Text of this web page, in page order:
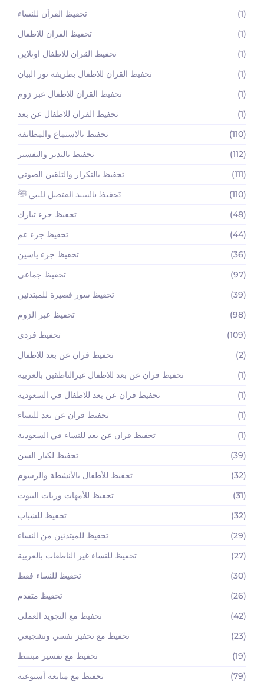
تحفيظ القرآن للنساء
(1)
تحفيظ القران للاطفال
(1)
تحفيظ القران للاطفال اونلاين
(1)
تحفيظ القران للاطفال بطريقه نور البيان
(1)
تحفيظ القران للاطفال عبر زوم
(1)
تحفيظ القران للاطفال عن بعد
(1)
تحفيظ بالاستماع والمطابقة
(110)
تحفيظ بالتدبر والتفسير
(112)
تحفيظ بالتكرار والتلقين الصوتي
(111)
تحفيظ بالسند المتصل للنبي ﷺ
(110)
تحفيظ جزء تبارك
(48)
تحفيظ جزء عم
(44)
تحفيظ جزء ياسين
(36)
تحفيظ جماعي
(97)
تحفيظ سور قصيرة للمبتدئين
(39)
تحفيظ عبر الزوم
(98)
تحفيظ فردي
(109)
تحفيظ قران عن بعد للاطفال
(2)
تحفيظ قران عن بعد للاطفال غيرالناطقين بالعربيه
(1)
تحفيظ قران عن بعد للاطفال في السعودية
(1)
تحفيظ قران عن بعد للنساء
(1)
تحفيظ قران عن بعد للنساء في السعودية
(1)
تحفيظ لكبار السن
(39)
تحفيظ للأطفال بالأنشطة والرسوم
(32)
تحفيظ للأمهات وربات البيوت
(31)
تحفيظ للشباب
(32)
تحفيظ للمبتدئين من النساء
(29)
تحفيظ للنساء غير الناطقات بالعربية
(27)
تحفيظ للنساء فقط
(30)
تحفيظ متقدم
(26)
تحفيظ مع التجويد العملي
(42)
تحفيظ مع تحفيز نفسي وتشجيعي
(23)
تحفيظ مع تفسير مبسط
(19)
تحفيظ مع متابعة أسبوعية
(79)